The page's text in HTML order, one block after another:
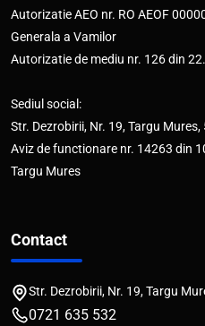
Autorizatie AEO nr. RO AEOF
Generala a Vamilor
Autorizatie de mediu nr. 126 din
Sediul social:
Str. Dezrobirii, Nr. 19, Targu
Aviz de functionare nr. 14263 din
Targu Mures
Contact
Str. Dezrobirii, Nr. 19, Targu
0721 635 532